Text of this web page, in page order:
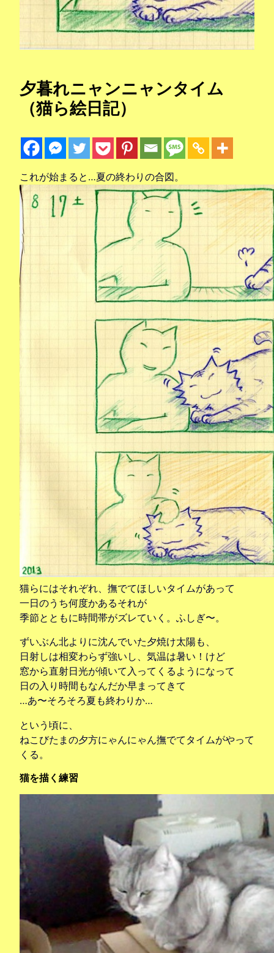
夕暮れニャンニャンタイム
（猫ら絵日記）
これが始まると…夏の終わりの合図。
猫らにはそれぞれ、撫でてほしいタイムがあって
一日のうち何度かあるそれが
季節とともに時間帯がズレていく。ふしぎ〜。
ずいぶん北よりに沈んでいた夕焼け太陽も、
日射しは相変わらず強いし、気温は暑い！けど
窓から直射日光が傾いて入ってくるようになって
日の入り時間もなんだか早まってきて
…あ〜そろそろ夏も終わりか…
という頃に、
ねこびたまの夕方にゃんにゃん撫でてタイムがやって
くる。
猫を描く練習